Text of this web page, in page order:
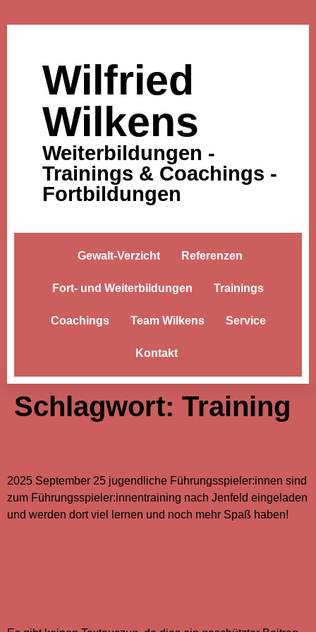
Wilfried
Wilkens
Weiterbildungen -
Trainings & Coachings -
Fortbildungen
Gewalt-Verzicht Referenzen
Fort- und Weiterbildungen Trainings
Coachings Team Wilkens Service
Kontakt
Schlagwort: Training
2025 September 25 jugendliche Führungsspieler:innen sind
zum Führungsspieler:innentraining nach Jenfeld eingeladen
und werden dort viel lernen und noch mehr Spaß haben!